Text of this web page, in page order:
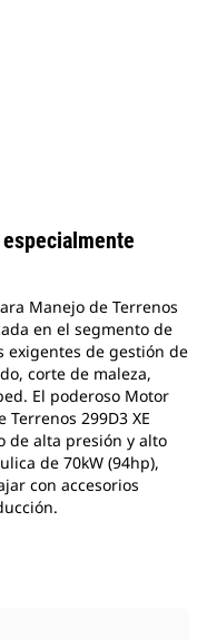
Manejo de Terrenos
en el segmento de
exigentes de gestión de
corte de maleza,
El poderoso Motor
299D3 XE
de alta presión y alto
de 70kW (94hp),
con accesorios